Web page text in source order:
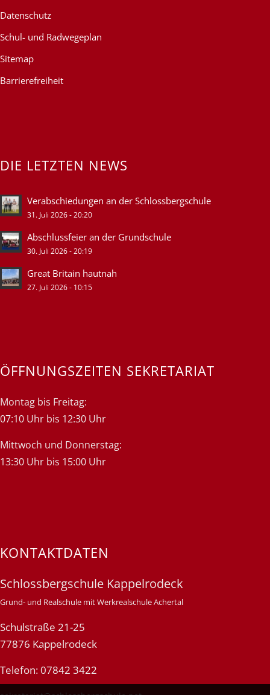
Datenschutz
Schul- und Radwegeplan
Sitemap
Barrierefreiheit
DIE LETZTEN NEWS
Verabschiedungen an der Schlossbergschule
31. Juli 2026 - 20:20
Abschlussfeier an der Grundschule
30. Juli 2026 - 20:19
Great Britain hautnah
27. Juli 2026 - 10:15
ÖFFNUNGSZEITEN SEKRETARIAT
Montag bis Freitag:
07:10 Uhr bis 12:30 Uhr
Mittwoch und Donnerstag:
13:30 Uhr bis 15:00 Uhr
KONTAKTDATEN
Schlossbergschule Kappelrodeck
Grund- und Realschule mit Werkrealschule Achertal
Schulstraße 21-25
77876 Kappelrodeck
Telefon: 07842 3422